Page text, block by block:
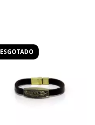
ESGOTADO